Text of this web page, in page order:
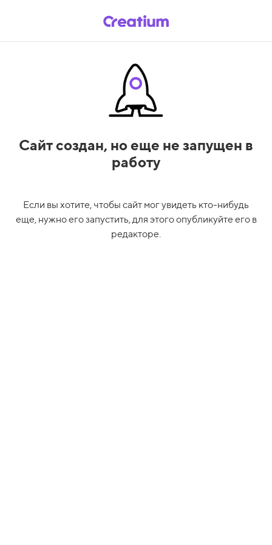
Сайт создан, но еще не запущен в
работу
Если вы хотите, чтобы сайт мог увидеть кто-нибудь
еще, нужно его запустить, для этого опубликуйте его в
редакторе.